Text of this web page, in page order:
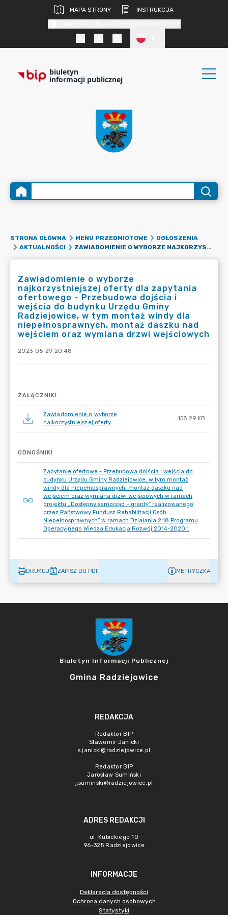
MAPA STRONY
INSTRUKCJA
biuletyn
informacji publicznej
STRONA GŁÓWNA MENU PRZEDMIOTOWE
OGŁOSZENIA
AKTUALNOŚCI
ZAWIADOMIENIE O WYBORZE NAJKORZYSTNIEJSZEJ OFERTY DLA ZAPYTANIA OFERTOWEGO - PRZEBUDOWA DOJŚCIA I WEJŚCIA DO BUDYNKU URZĘDU GMINY RADZIEJOWICE, W TYM MONTAŻ WINDY DLA NIEPEŁNOSPRAWNYCH, MONTAŻ DASZKU NAD WEJŚCIEM ORAZ WYMIANA DRZWI WEJŚCIOWYCH
Zawiadomienie o wyborze
najkorzystniejszej oferty dla zapytania
ofertowego - Przebudowa dojścia i
wejścia do budynku Urzędu Gminy
Radziejowice, w tym montaż windy dla
niepełnosprawnych, montaż daszku nad
wejściem oraz wymiana drzwi wejściowych
2023-05-29 20:48
ZAŁĄCZNIKI
Zawiadomienie o wyborze
najkorzystniejszej oferty.
158.29 KB
ODNOŚNIKI
Zapytanie ofertowe - Przebudowa dojścia i wejścia do
budynku Urzędu Gminy Radziejowice, w tym montaż
windy dla niepełnosprawnych, montaż daszku nad
wejściem oraz wymiana drzwi wejściowych w ramach
projektu ,,Dostępny samorząd – granty” realizowanego
przez Państwowy Fundusz Rehabilitacji Osób
Niepełnosprawnych” w ramach Działania 2.18 Programu
Operacyjnego Wiedza Edukacja Rozwój 2014-2020.”.
DRUKUJ ZAPISZ DO PDF METRYCZKA
Biuletyn Informacji Publicznej
Gmina Radziejowice
REDAKCJA
Redaktor BIP
Sławomir Janicki
s.janicki@radziejowice.pl
Redaktor BIP
Jarosław Sumiński
j.suminski@radziejowice.pl
ADRES REDAKCJI
ul. Kubickiego 10
96-325 Radziejowice
INFORMACJE
Deklaracja dostępności
Ochrona danych osobowych
Statystyki